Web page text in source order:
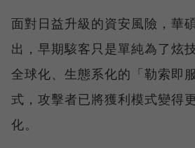
面對日益升級的資安風險，華
出，早期駭客只是單純為了炫
全球化、生態系化的「勒索即
式，攻擊者已將獲利模式變得
化。